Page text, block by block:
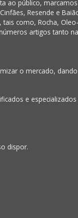
ao público,
Resende e
como, Rocha,
artigos tanto
o mercado,
e
dispor.